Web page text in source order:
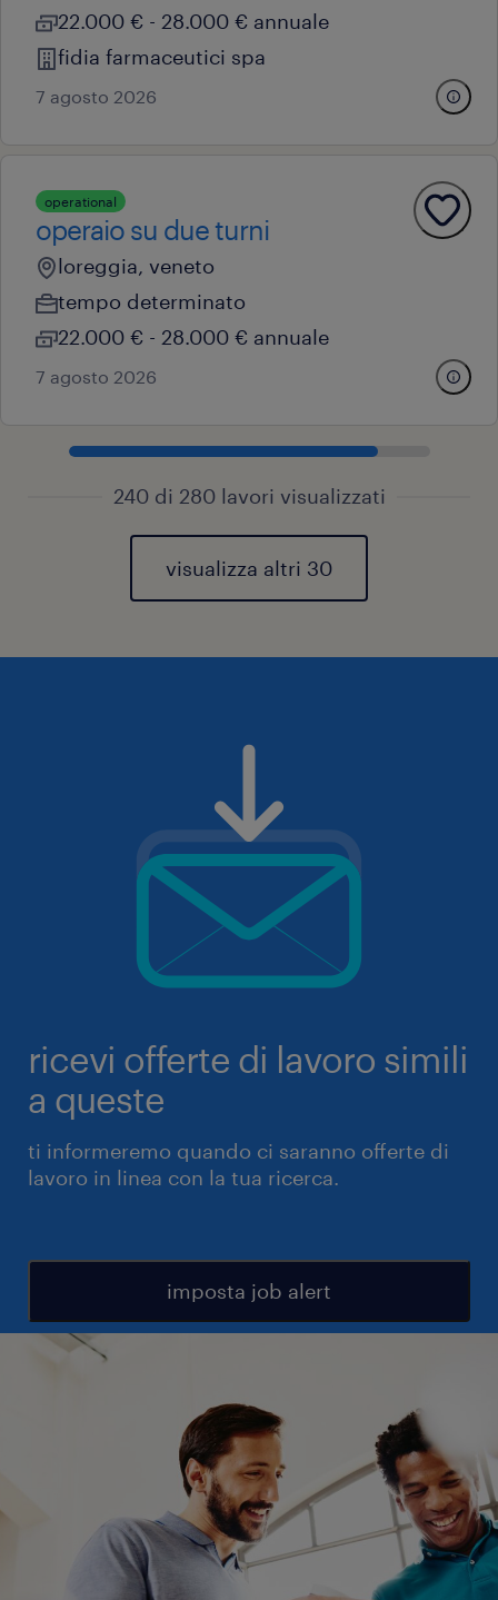
22.000 € - 28.000 € annuale
fidia farmaceutici spa
7 agosto 2026
operational
operaio su due turni
loreggia, veneto
tempo determinato
22.000 € - 28.000 € annuale
7 agosto 2026
240 di 280 lavori visualizzati
visualizza altri 30
ricevi offerte di lavoro simili
a queste
ti informeremo quando ci saranno offerte di
lavoro in linea con la tua ricerca.
imposta job alert